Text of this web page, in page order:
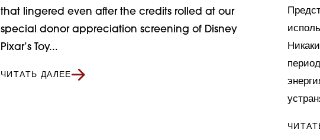
that lingered even after the credits rolled at our
special donor appreciation screening of Disney
Pixar’s Toy...
ЧИТАТЬ ДАЛЕЕ